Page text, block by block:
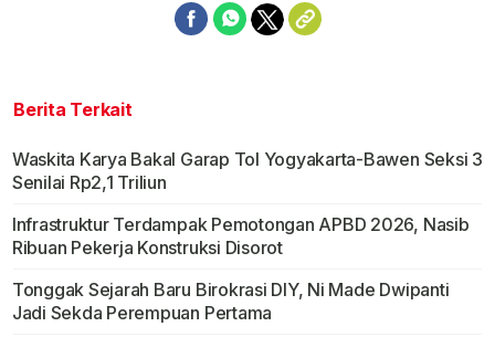
Berita Terkait
Waskita Karya Bakal Garap Tol Yogyakarta-Bawen Seksi 3
Senilai Rp2,1 Triliun
Infrastruktur Terdampak Pemotongan APBD 2026, Nasib
Ribuan Pekerja Konstruksi Disorot
Tonggak Sejarah Baru Birokrasi DIY, Ni Made Dwipanti
Jadi Sekda Perempuan Pertama